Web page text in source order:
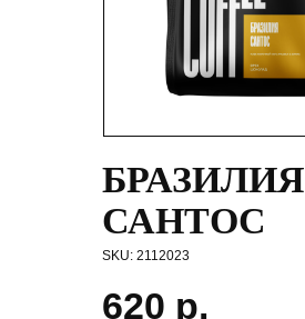
БРАЗИЛИЯ
САНТОС
SKU: 2112023
620 р.